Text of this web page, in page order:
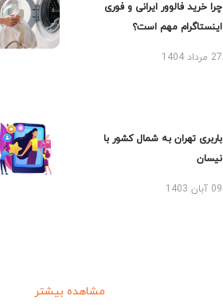
چرا خرید فالوور ایرانی و فوری
اینستاگرام مهم است؟
27 مرداد 1404
باربری تهران به شمال کشور با
نیسان
09 آبان 1403
مشاهده بیشتر